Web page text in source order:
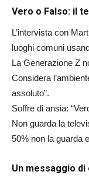
Vero o Falso: il
L’intervista con
luoghi comuni
La Generazione Z
Considera l’a
assoluto”.
Soffre di ansia:
Non guarda la
50% non la guarda
Un messaggio di